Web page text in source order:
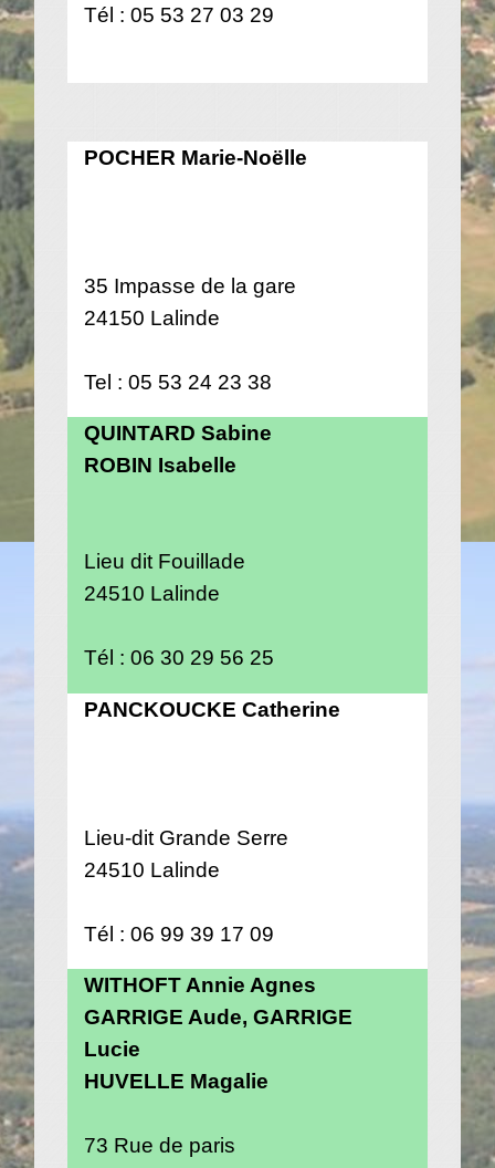
Tél : 05 53 27 03 29
POCHER Marie-Noëlle
35 Impasse de la gare
24150 Lalinde
Tel : 05 53 24 23 38
QUINTARD Sabine
ROBIN Isabelle
Lieu dit Fouillade
24510 Lalinde
Tél : 06 30 29 56 25
PANCKOUCKE Catherine
Lieu-dit Grande Serre
24510 Lalinde
Tél : 06 99 39 17 09
WITHOFT Annie Agnes
GARRIGE Aude, GARRIGE
Lucie
HUVELLE Magalie
73 Rue de paris